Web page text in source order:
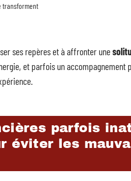
transforment
ses repères et à affronter une
et parfois un accompagnement
parfois
éviter les